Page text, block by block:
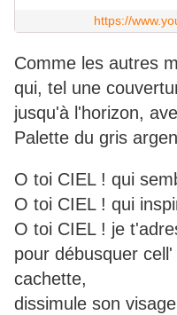
https://
Comme les autres
qui, tel une
jusqu'à l'horizon,
Palette du gris
O toi CIEL ! qui
O toi CIEL ! qui
O toi CIEL ! je
pour débusquer
cachette,
dissimule son